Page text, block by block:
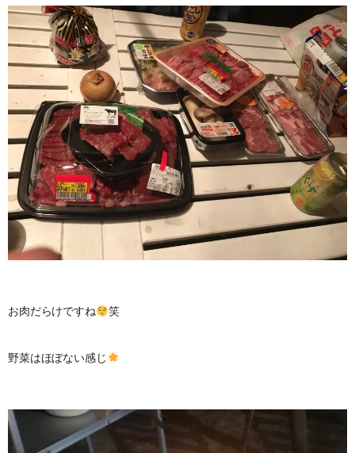
お肉だらけですね 笑
野菜はほぼない感じ